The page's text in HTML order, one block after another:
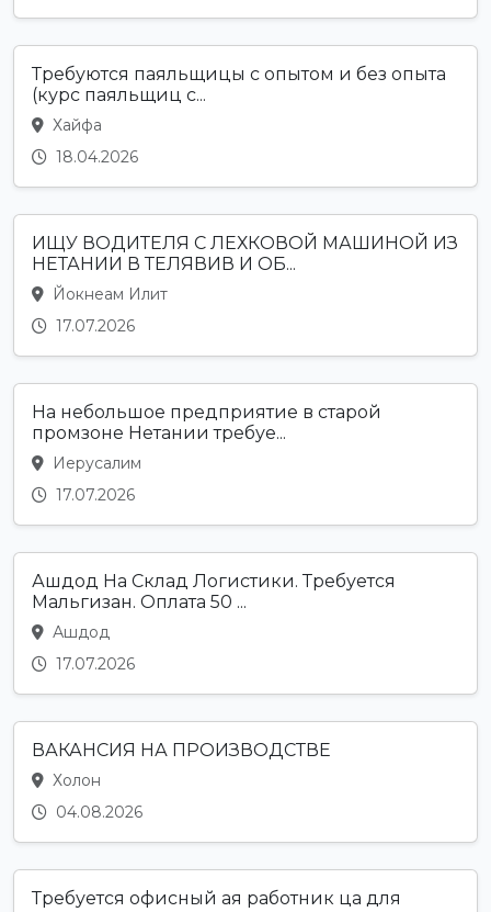
Требуются паяльщицы с опытом и без опыта
(курс паяльщиц с...
Хайфа
18.04.2026
ИЩУ ВОДИТЕЛЯ С ЛЕХКОВОЙ МАШИНОЙ ИЗ
НЕТАНИИ В ТЕЛЯВИВ И ОБ...
Йокнеам Илит
17.07.2026
На небольшое предприятие в старой
промзоне Нетании требуе...
Иерусалим
17.07.2026
Ашдод На Склад Логистики. Требуется
Мальгизан. Оплата 50 ...
Ашдод
17.07.2026
ВАКАНСИЯ НА ПРОИЗВОДСТВЕ
Холон
04.08.2026
Требуется офисный ая работник ца для